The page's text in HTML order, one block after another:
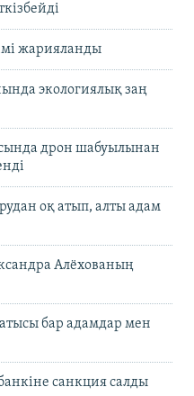
жарияланды
экологиялық заң
дрон шабуылынан
оқ атып, алты адам
Алёхованың
бар адамдар мен
санкция салды